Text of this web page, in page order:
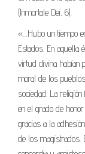
(Inmortale Dei, 6).
«…Hubo un tiempo
Estados. En aquella
virtud divina habían
moral de los
sociedad. La
en el grado de
gracias a la
de los magistrados.